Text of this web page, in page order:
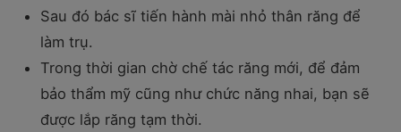
Sau đó bác sĩ tiến hành mài nhỏ thân răng để
làm trụ.
Trong thời gian chờ chế tác răng mới, để đảm
bảo thẩm mỹ cũng như chức năng nhai, bạn sẽ
được lắp răng tạm thời.